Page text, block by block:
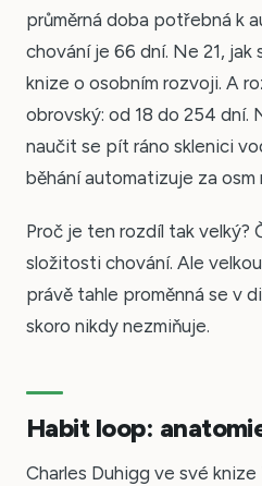
průměrná doba potřebná k
chování je 66 dní. Ne 21, jak
knize o osobním rozvoji. A
obrovský: od 18 do 254 dní.
naučit se pít ráno sklenici
běhání automatizuje za osm
Proč je ten rozdíl tak velký?
složitosti chování. Ale
právě tahle proměnná se v
skoro nikdy nezmiňuje.
Habit loop:
Charles Duhigg ve své